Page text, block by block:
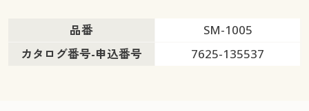
品番
SM-1005
カタログ番号-申込番号
7625-135537